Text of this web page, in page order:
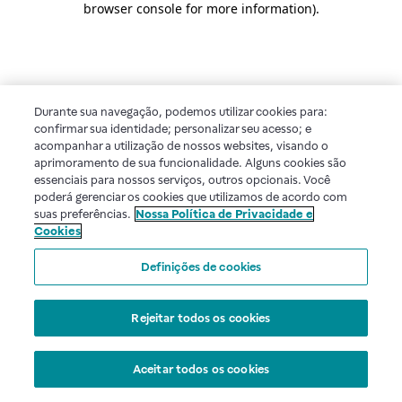
browser console for more information).
Durante sua navegação, podemos utilizar cookies para:
confirmar sua identidade; personalizar seu acesso; e
acompanhar a utilização de nossos websites, visando o
aprimoramento de sua funcionalidade. Alguns cookies são
essenciais para nossos serviços, outros opcionais. Você
poderá gerenciar os cookies que utilizamos de acordo com
suas preferências. Nossa Política de Privacidade e
Cookies
Definições de cookies
Rejeitar todos os cookies
Aceitar todos os cookies